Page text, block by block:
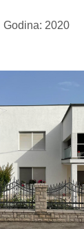
Godina: 2020